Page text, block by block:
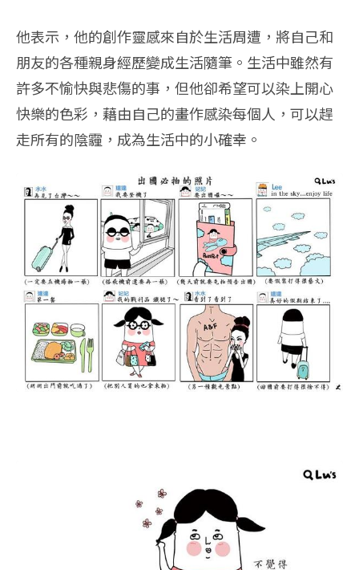
他表示，他的創作靈感來自於生活周遭，將自己和
朋友的各種親身經歷變成生活隨筆。生活中雖然有
許多不愉快與悲傷的事，但他卻希望可以染上開心
快樂的色彩，藉由自己的畫作感染每個人，可以趕
走所有的陰霾，成為生活中的小確幸。